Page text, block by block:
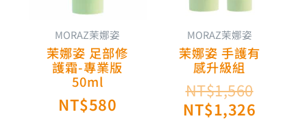
MORAZ茉娜姿
茉娜姿 足部修
護霜-專業版
50ml
NT$580
MORAZ茉娜姿
茉娜姿 手護有
感升級組
NT$1,560
NT$1,326